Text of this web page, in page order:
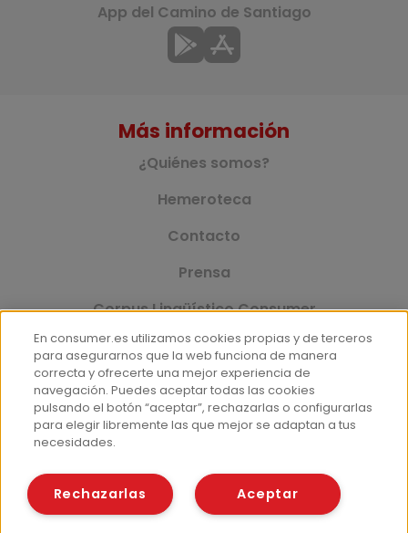
Más información
¿Quiénes somos?
Hemeroteca
Contacto
Prensa
Corpus Lingüístico Consumer
App del Camino de Santiago
© Fundación EROSKI
Aviso legalPolíticas de privacidad
Políticas de cookies
En consumer.es utilizamos cookies propias y de terceros
para asegurarnos que la web funciona de manera
correcta y ofrecerte una mejor experiencia de
navegación. Puedes aceptar todas las cookies
pulsando el botón “aceptar”, rechazarlas o configurarlas
para elegir libremente las que mejor se adaptan a tus
necesidades.
Aceptar
Rechazarlas